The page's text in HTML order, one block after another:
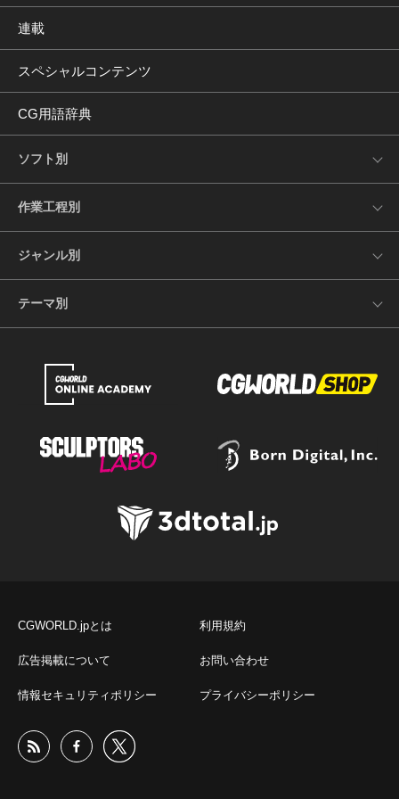
連載
スペシャルコンテンツ
CG用語辞典
ソフト別
作業工程別
ジャンル別
テーマ別
CGWORLD.jpとは 利用規約
広告掲載について お問い合わせ
情報セキュリティポリシー プライバシーポリシー